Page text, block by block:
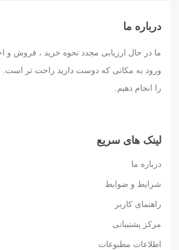
درباره ما
ما در حال ارزیابی مجدد نحوه خرید ، فروش و
ورود به مکانی که دوست دارید راحت تر است.
را انجام دهیم.
لینک های سریع
درباره ما
شرایط و ضوابط
راهنمای کاربر
مرکز پشتیبانی
اطلاعات مطبوعات